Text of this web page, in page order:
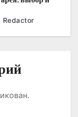
Redactor